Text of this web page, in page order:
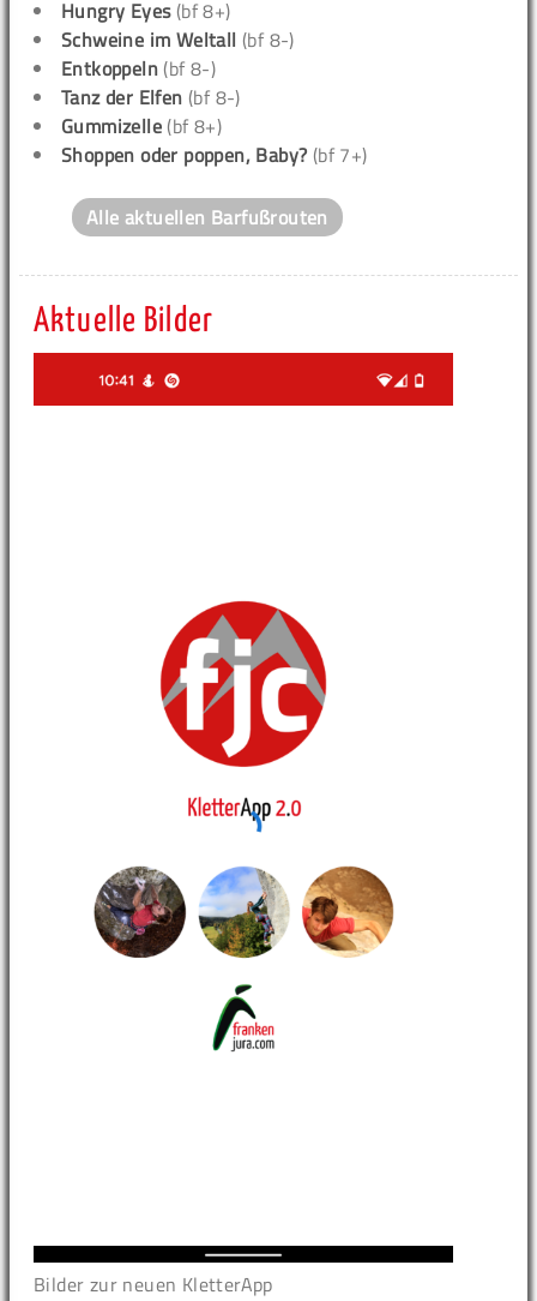
Hungry Eyes(bf 8+)
Schweine im Weltall (bf 8-)
Entkoppeln (bf 8-)
Tanz der Elfen (bf 8-)
Gummizelle (bf 8+)
Shoppen oder poppen, Baby? (bf 7+)
Alle aktuellen Barfußrouten
Aktuelle Bilder
Bilder zur neuen KletterApp